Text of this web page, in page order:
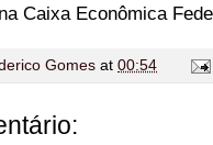
Caixa Econômica
Gomes at 00:54